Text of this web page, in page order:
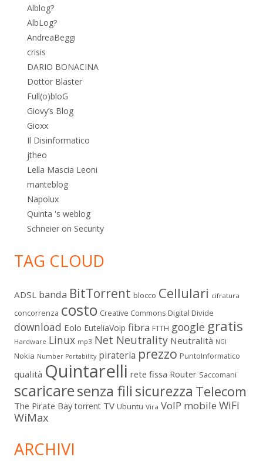
Alblog?
AlbLog?
AndreaBeggi
crisis
DARIO BONACINA
Dottor Blaster
Full(o)bloG
Giovy’s Blog
Gioxx
Il Disinformatico
jtheo
Lella Mascia Leoni
manteblog
Napolux
Quinta 's weblog
Schneier on Security
TAG CLOUD
ADSL banda BitTorrent blocco Cellulari cifratura
concorrenza costo Creative Commons Digital Divide
download Eolo EuteliaVoip fibra FTTH google gratis
Hardware Linux mp3 Net Neutrality Neutralità NGI
Nokia Number Portability pirateria prezzo PuntoInformatico
qualità Quintarelli rete fissa Router Saccomani
scaricaresenza fili sicurezza Telecom
The Pirate Bay torrent TV Ubuntu Vira VoIP mobile WiFi
WiMax
ARCHIVI